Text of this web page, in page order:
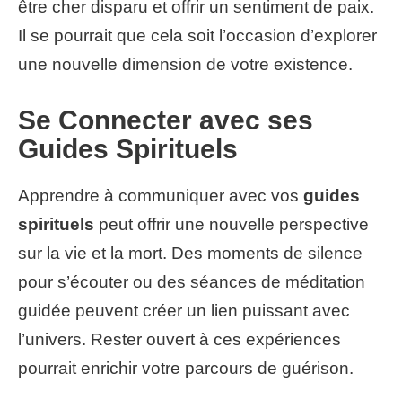
être cher disparu et offrir un sentiment de paix.
Il se pourrait que cela soit l’occasion d’explorer
une nouvelle dimension de votre existence.
Se Connecter avec ses
Guides Spirituels
Apprendre à communiquer avec vos guides
spirituels peut offrir une nouvelle perspective
sur la vie et la mort. Des moments de silence
pour s’écouter ou des séances de méditation
guidée peuvent créer un lien puissant avec
l’univers. Rester ouvert à ces expériences
pourrait enrichir votre parcours de guérison.